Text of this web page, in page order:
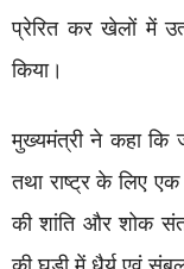
प्रेरित कर खेलों में
किया।
मुख्यमंत्री ने कहा कि
तथा राष्ट्र के लिए
की शांति और शोक